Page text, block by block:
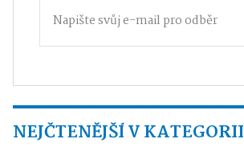
NEJČTENĚJŠÍ V KATEGORII